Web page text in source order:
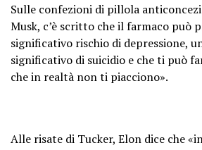
Sulle confezioni di pillola
Musk, c’è scritto che il farmaco può
significativo rischio di depressione,
significativo di suicidio e che ti può
che in realtà non ti piacciono».
Alle risate di Tucker, Elon dice che